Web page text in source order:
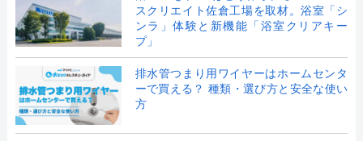
スクリエイト佐倉工場を取材。浴室「シ
ンラ」体験と新機能「浴室クリアキー
プ」
排水管つまり用ワイヤーはホームセンタ
ーで買える？ 種類・選び方と安全な使い
方